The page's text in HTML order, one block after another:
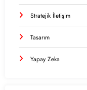
Stratejik İletişim
Tasarım
Yapay Zeka